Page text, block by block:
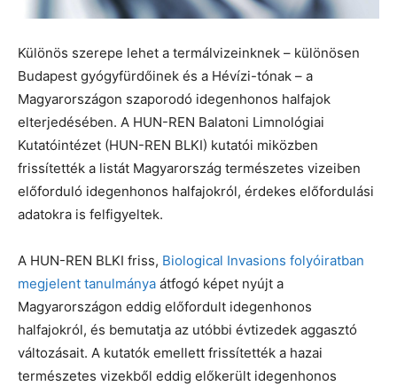
Különös szerepe lehet a termálvizeinknek – különösen
Budapest gyógyfürdőinek és a Hévízi-tónak – a
Magyarországon szaporodó idegenhonos halfajok
elterjedésében. A HUN-REN Balatoni Limnológiai
Kutatóintézet (HUN-REN BLKI) kutatói miközben
frissítették a listát Magyarország természetes vizeiben
előforduló idegenhonos halfajokról, érdekes előfordulási
adatokra is felfigyeltek.
A HUN-REN BLKI friss, Biological Invasions folyóiratban
megjelent tanulmánya átfogó képet nyújt a
Magyarországon eddig előfordult idegenhonos
halfajokról, és bemutatja az utóbbi évtizedek aggasztó
változásait. A kutatók emellett frissítették a hazai
természetes vizekből eddig előkerült idegenhonos